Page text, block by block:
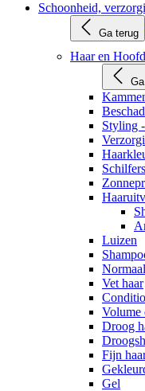
Schoonheid,
Ga terug
Haar en Hoofd
Styling
Schilfers
Luizen
Vet haar
Volume
Droog
Fijn
Gel